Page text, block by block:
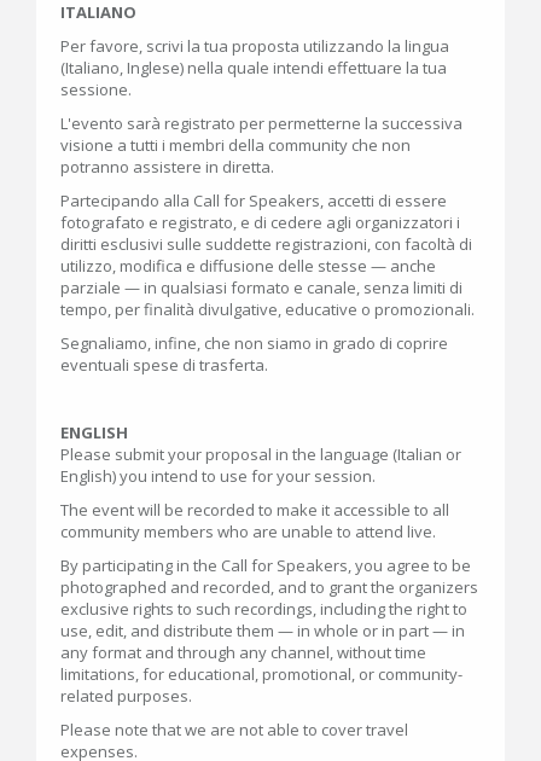
ITALIANO
Per favore, scrivi la tua proposta utilizzando la lingua
(Italiano, Inglese) nella quale intendi effettuare la tua
sessione.
L'evento sarà registrato per permetterne la successiva
visione a tutti i membri della community che non
potranno assistere in diretta.
Partecipando alla Call for Speakers, accetti di essere
fotografato e registrato, e di cedere agli organizzatori i
diritti esclusivi sulle suddette registrazioni, con facoltà di
utilizzo, modifica e diffusione delle stesse — anche
parziale — in qualsiasi formato e canale, senza limiti di
tempo, per finalità divulgative, educative o promozionali.
Segnaliamo, infine, che non siamo in grado di coprire
eventuali spese di trasferta.
ENGLISH
Please submit your proposal in the language (Italian or
English) you intend to use for your session.
The event will be recorded to make it accessible to all
community members who are unable to attend live.
By participating in the Call for Speakers, you agree to be
photographed and recorded, and to grant the organizers
exclusive rights to such recordings, including the right to
use, edit, and distribute them — in whole or in part — in
any format and through any channel, without time
limitations, for educational, promotional, or community-
related purposes.
Please note that we are not able to cover travel
expenses.